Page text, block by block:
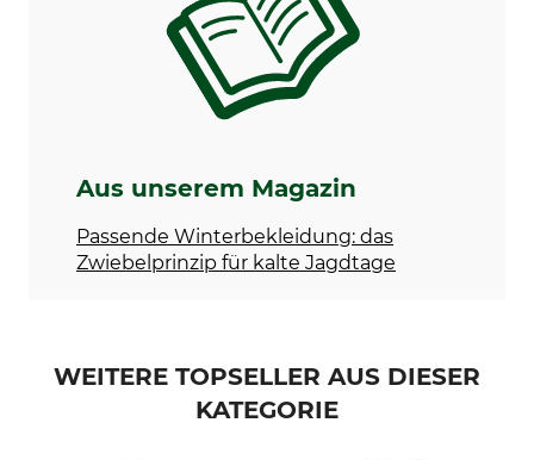
Konfektionsgröße
Aus unserem Magazin
Passende Winterbekleidung: das
Zwiebelprinzip für kalte Jagdtage
WEITERE TOPSELLER AUS DIESER
KATEGORIE